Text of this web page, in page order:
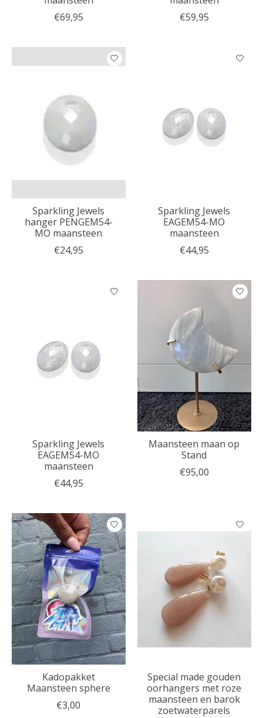
€69,95
€59,95
Sparkling Jewels
hanger PENGEM54-
MO maansteen
€24,95
Sparkling Jewels
EAGEM54-MO
maansteen
€44,95
Sparkling Jewels
EAGEM54-MO
maansteen
€44,95
Maansteen maan op
Stand
€95,00
Kadopakket
Maansteen sphere
€3,00
Special made gouden
oorhangers met roze
maansteen en barok
zoetwaterparels